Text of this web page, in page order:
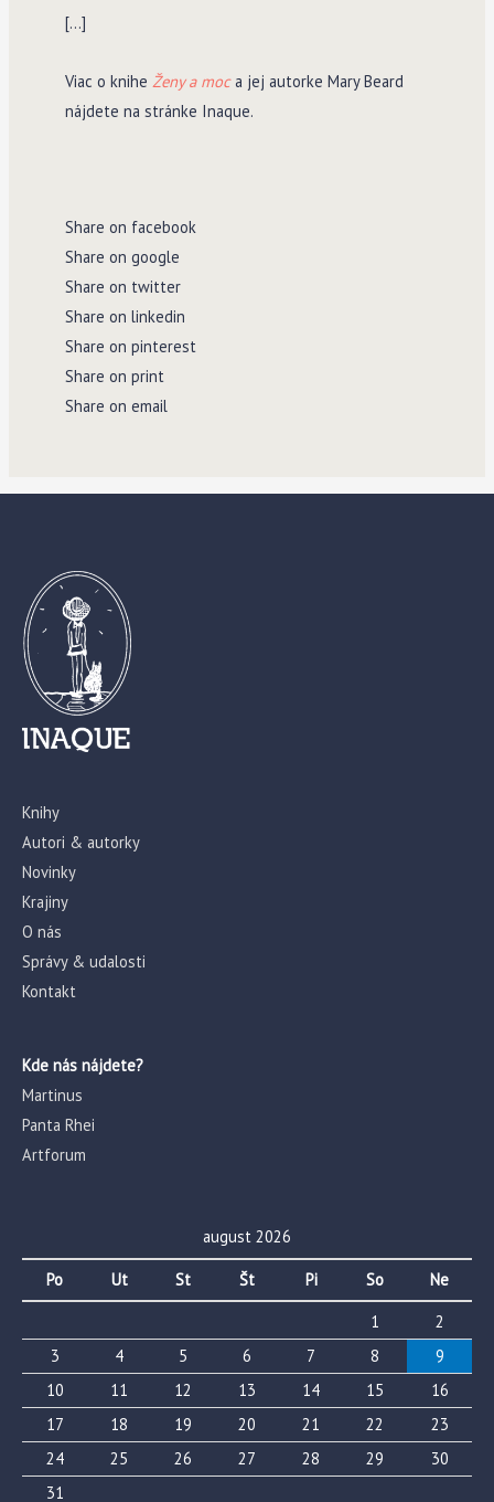
[…]
Viac o knihe Ženy a moca jej autorke Mary Beard
nájdete na stránke Inaque.
Share on facebook
Share on google
Share on twitter
Share on linkedin
Share on pinterest
Share on print
Share on email
Knihy
Autori & autorky
Novinky
Krajiny
O nás
Správy & udalosti
Kontakt
Kde nás nájdete?
Martinus
Panta Rhei
Artforum
august 2026
Po Ut St Št Pi So
Ne
1
2
3
4 5 6 7 8
9
10
11 12 13 14 15
16
17
18 19 20 21 22
23
24
25 26 27 28 29
30
31